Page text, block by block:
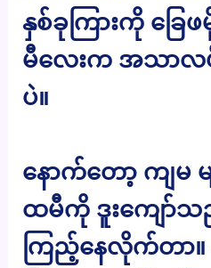
နှစ်ခုကြားကို ခြေ
မီလေးက အသာလ
ပဲ။
နောက်တော့ ကျမ
ထမီကို ဒူးကျော်
ကြည့်နေလိုက်တာ။